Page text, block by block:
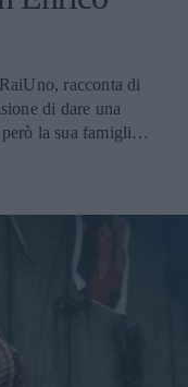
racconta di
di dare una
la sua famiglia.